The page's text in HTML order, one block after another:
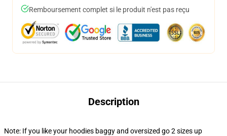
Remboursement complet si le produit n'est pas reçu
Description
Note: If you like your hoodies baggy and oversized go 2 sizes up